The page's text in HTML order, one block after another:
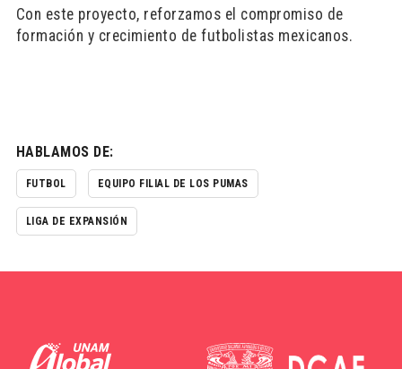
Con este proyecto, reforzamos el compromiso de
formación y crecimiento de futbolistas mexicanos.
HABLAMOS DE:
FUTBOL EQUIPO FILIAL DE LOS PUMAS
LIGA DE EXPANSIÓN